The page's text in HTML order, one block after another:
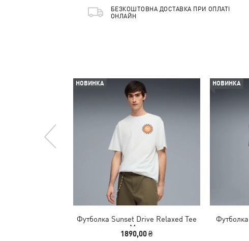
БЕЗКОШТОВНА ДОСТАВКА ПРИ ОПЛАТІ
ОНЛАЙН
НОВИНКА
Футболка Sunset Drive Relaxed Tee
Men
1890,00 ₴
НОВИНКА